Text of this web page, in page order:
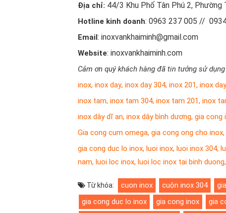
Địa chỉ: 44/3 Khu Phố Tân Phú 2, Phường
Hotline kinh doanh: 0963 237 005 //
Email: inoxvankhaiminh@gmail.com
Website: inoxvankhaiminh.com
Cảm ơn quý khách hàng đã tin tưởng sử
inox, inox day, inox day 304, inox 201, inox
inox tam, inox tam 304, inox tam 201, inox
inox dây dĩ an, inox dây bình dương, gia cong
Gia cong cum omega, gia cong ong cho inox,
gia cong duc lo inox, luoi inox, luoi inox 304,
nam, luoi loc inox, luoi loc inox tại binh duong,
Từ khóa: cuon inox cuộn inox 304
gia cong duc lo inox
gia cong inox gia